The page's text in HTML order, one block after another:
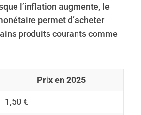
l’inflation augmente, le
permet d’acheter
produits courants comme
Prix en 2025
1,50 €